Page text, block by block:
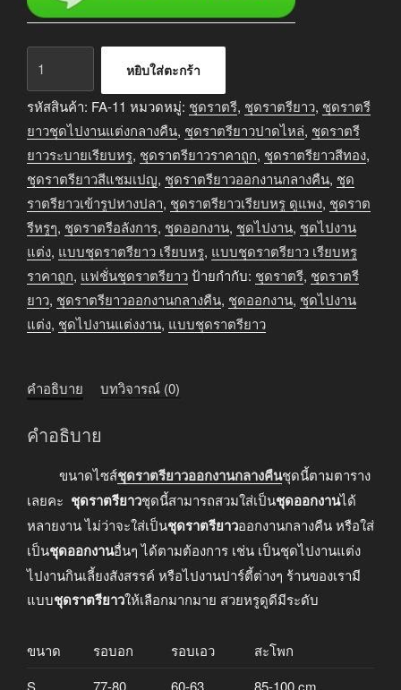
ราตรี
ยาว
ออกงาน
กลาง
คืน
สี
แชมเปญ
ทอง
ชิ้น
หยิบใส่ตะกร้า
รหัสสินค้า: FA-11 หมวดหมู่: ชุดราตรี, ชุดราตรียาว, ชุดราตรี
ยาวชุดไปงานแต่งกลางคืน, ชุดราตรียาวปาดไหล่, ชุดราตรี
ยาวระบายเรียบหรู, ชุดราตรียาวราคาถูก, ชุดราตรียาวสีทอง,
ชุดราตรียาวสีแชมเปญ, ชุดราตรียาวออกงานกลางคืน, ชุด
ราตรียาวเข้ารูปหางปลา, ชุดราตรียาวเรียบหรู ดูแพง, ชุดราต
รีหรูๆ, ชุดราตรีอลังการ, ชุดออกงาน, ชุดไปงาน, ชุดไปงาน
แต่ง, แบบชุดราตรียาว เรียบหรู, แบบชุดราตรียาว เรียบหรู
ราคาถูก, แฟชั่นชุดราตรียาวป้ายกำกับ: ชุดราตรี, ชุดราตรี
ยาว, ชุดราตรียาวออกงานกลางคืน, ชุดออกงาน, ชุดไปงาน
แต่ง, ชุดไปงานแต่งงาน, แบบชุดราตรียาว
คำอธิบาย บทวิจารณ์ (0)
คำอธิบาย
ขนาดไซส์ชุดราตรียาวออกงานกลางคืนชุดนี้ตามตาราง
เลยคะ ชุดราตรียาวชุดนี้สามารถสวมใส่เป็นชุดออกงานได้
หลายงาน ไม่ว่าจะใส่เป็นชุดราตรียาวออกงานกลางคืน หรือใส่
เป็นชุดออกงานอื่นๆ ได้ตามต้องการ เช่น เป็นชุดไปงานแต่ง
ไปงานกินเลี้ยงสังสรรค์ หรือไปงานปาร์ตี้ต่างๆ ร้านของเรามี
แบบชุดราตรียาวให้เลือกมากมาย สวยหรูดูดีมีระดับ
ขนาด รอบอก รอบเอว
สะโพก
S
77-80 60-63
85-100 cm